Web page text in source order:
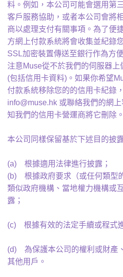
料。例如，本公司可能會選用第
客戶服務協助，或者本公司會將
商以處理支付有關事項。為了便
方網上付款系統將會收集並紀錄
SSL加密裝置傳送至銀行作為方
注意Muse從不於我們的伺服器
(包括信用卡資料)。如果你希望
付款系統移除您的的信用卡紀錄
info@muse.hk 或聯絡我們的網
知我們的信用卡營運商將它刪除。
本公司同樣保留基於下述目的披
(a) 根據適用法律進行披露；
(b) 根據政府要求（或任何類型
類似政府機構、當地權力機構或
露；
(c) 根據有效的法定手續或程式
(d) 為保護本公司的權利或財產
其他用戶。